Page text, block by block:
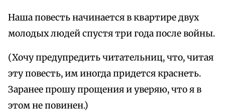
Наша повесть начинается в квартире двух
молодых людей спустя три года после войны.
(Хочу предупредить читательниц, что, читая
эту повесть, им иногда придется краснеть.
Заранее прошу прощения и уверяю, что я в
этом не повинен.)